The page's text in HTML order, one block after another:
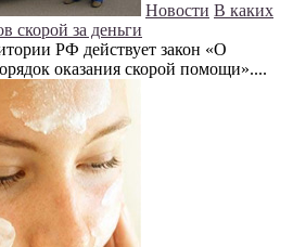
Новости В каких
скорой за деньги
РФ действует закон «О
оказания скорой помощи»....